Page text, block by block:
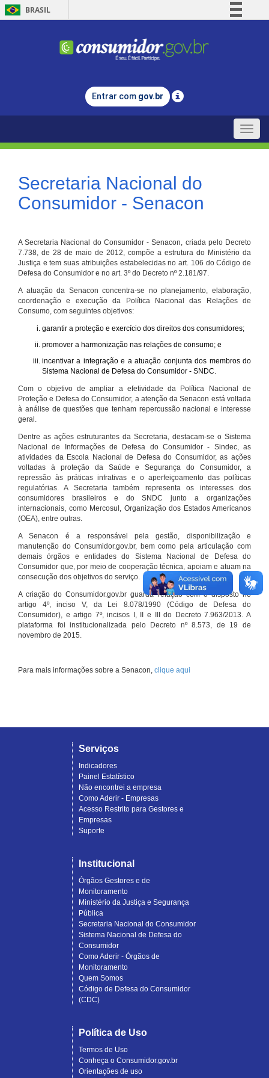
BRASIL
Comunica BR
Legislação
Entrar com gov.br
Toggle
Secretaria Nacional do
Consumidor - Senacon
A Secretaria Nacional do Consumidor - Senacon, criada pelo Decreto
7.738, de 28 de maio de 2012, compõe a estrutura do Ministério da
Justiça e tem suas atribuições estabelecidas no art. 106 do Código de
Defesa do Consumidor e no art. 3º do Decreto nº 2.181/97.
A atuação da Senacon concentra-se no planejamento, elaboração,
coordenação e execução da Política Nacional das Relações de
Consumo, com seguintes objetivos:
garantir a proteção e exercício dos direitos dos consumidores;
promover a harmonização nas relações de consumo; e
incentivar a integração e a atuação conjunta dos membros do
Sistema Nacional de Defesa do Consumidor - SNDC.
Com o objetivo de ampliar a efetividade da Política Nacional de
Proteção e Defesa do Consumidor, a atenção da Senacon está voltada
à análise de questões que tenham repercussão nacional e interesse
geral.
Dentre as ações estruturantes da Secretaria, destacam-se o Sistema
Nacional de Informações de Defesa do Consumidor - Sindec, as
atividades da Escola Nacional de Defesa do Consumidor, as ações
voltadas à proteção da Saúde e Segurança do Consumidor, a
repressão às práticas infrativas e o aperfeiçoamento das políticas
regulatórias. A Secretaria também representa os interesses dos
consumidores brasileiros e do SNDC junto a organizações
internacionais, como Mercosul, Organização dos Estados Americanos
(OEA), entre outras.
A Senacon é a responsável pela gestão, disponibilização e
manutenção do Consumidor.gov.br, bem como pela articulação com
demais órgãos e entidades do Sistema Nacional de Defesa do
Consumidor que, por meio de cooperação técnica, apoiam e atuam na
consecução dos objetivos do serviço.
A criação do Consumidor.gov.br guarda relação com o disposto no
artigo 4º, inciso V, da Lei 8.078/1990 (Código de Defesa do
Consumidor), e artigo 7º, incisos I, II e III do Decreto 7.963/2013. A
plataforma foi institucionalizada pelo Decreto nº 8.573, de 19 de
novembro de 2015.
Para mais informações sobre a Senacon, clique aqui
Serviços
Indicadores
Painel Estatístico
Não encontrei a empresa
Como Aderir - Empresas
Acesso Restrito para Gestores e
Empresas
Suporte
Institucional
Órgãos Gestores e de
Monitoramento
Ministério da Justiça e Segurança
Pública
Secretaria Nacional do Consumidor
Sistema Nacional de Defesa do
Consumidor
Como Aderir - Órgãos de
Monitoramento
Quem Somos
Código de Defesa do Consumidor
(CDC)
Política de Uso
Termos de Uso
Conheça o Consumidor.gov.br
Orientações de uso